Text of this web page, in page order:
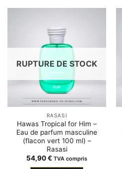
RUPTURE DE STOCK
RASASI
Hawas Tropical for Him –
Eau de parfum masculine
(flacon vert 100 ml) –
Rasasi
54,90€ TVA compris